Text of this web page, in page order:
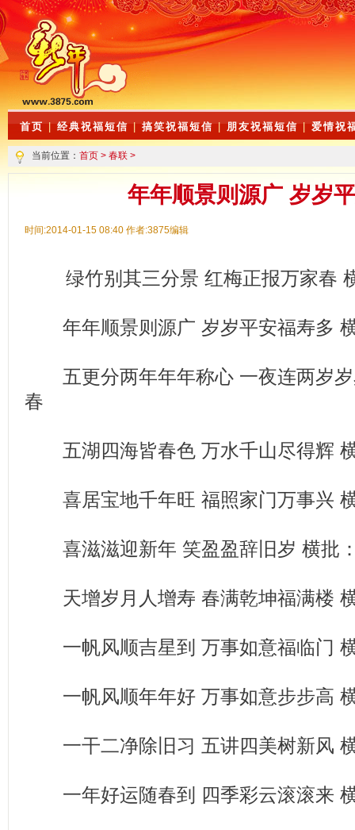
首页 | 经典祝福短信 | 搞笑祝福短信 | 朋友祝福短信 | 爱情祝
当前位置： 首页 > 春联 >
年年顺景则源广 岁岁
时间:2014-01-15 08:40 作者:3875编辑
绿竹别其三分景 红梅正报万家春
年年顺景则源广 岁岁平安福寿多
五更分两年年年称心 一夜连两岁岁
春
五湖四海皆春色 万水千山尽得辉
喜居宝地千年旺 福照家门万事兴
喜滋滋迎新年 笑盈盈辞旧岁 横批
天增岁月人增寿 春满乾坤福满楼
一帆风顺吉星到 万事如意福临门
一帆风顺年年好 万事如意步步高
一干二净除旧习 五讲四美树新风
一年好运随春到 四季彩云滚滚来